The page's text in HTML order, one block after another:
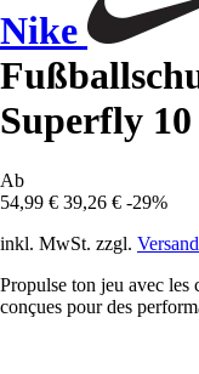
Nike
Superfly
Ab
54,99 € 39,26 € -29%
inkl. MwSt. zzgl.
Propulse ton jeu avec
conçues pour des